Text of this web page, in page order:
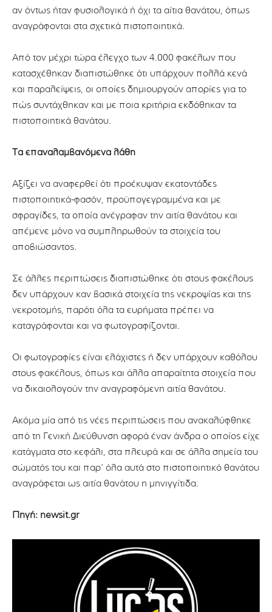
αν όντως ήταν φυσιολογικά ή όχι τα αίτια θανάτου, όπως
αναγράφονται στα σχετικά πιστοποιητικά.
Από τον μέχρι τώρα έλεγχο των 4.000 φακέλων που
κατασχέθηκαν διαπιστώθηκε ότι υπάρχουν πολλά κενά
και παραλείψεις, οι οποίες δημιουργούν απορίες για το
πώς συντάχθηκαν και με ποια κριτήρια εκδόθηκαν τα
πιστοποιητικά θανάτου.
Τα επαναλαμβανόμενα λάθη
Αξίζει να αναφερθεί ότι προέκυψαν εκατοντάδες
πιστοποιητικά-φασόν, προϋπογεγραμμένα και με
σφραγίδες, τα οποία ανέγραφαν την αιτία θανάτου και
απέμενε μόνο να συμπληρωθούν τα στοιχεία του
αποβιώσαντος.
Σε άλλες περιπτώσεις διαπιστώθηκε ότι στους φακέλους
δεν υπάρχουν καν βασικά στοιχεία της νεκροψίας και της
νεκροτομής, παρότι όλα τα ευρήματα πρέπει να
καταγράφονται και να φωτογραφίζονται.
Οι φωτογραφίες είναι ελάχιστες ή δεν υπάρχουν καθόλου
στους φακέλους, όπως και άλλα απαραίτητα στοιχεία που
να δικαιολογούν την αναγραφόμενη αιτία θανάτου.
Ακόμα μία από τις νέες περιπτώσεις που ανακαλύφθηκε
από τη Γενική Διεύθυνση αφορά έναν άνδρα ο οποίος είχε
κατάγματα στο κεφάλι, στα πλευρά και σε άλλα σημεία του
σώματός του και παρ’ όλα αυτά στο πιστοποιητικό θανάτου
αναγράφεται ως αιτία θανάτου η μηνιγγίτιδα.
Πηγή: newsit.gr